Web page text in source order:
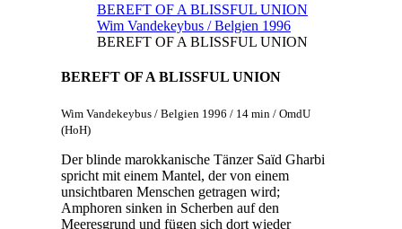
BEREFT OF A BLISSFUL UNION
Wim Vandekeybus / Belgien 1996
BEREFT OF A BLISSFUL UNION
BEREFT OF A BLISSFUL UNION
Wim Vandekeybus / Belgien 1996 / 14 min / OmdU
(HoH)
Der blinde marokkanische Tänzer Saïd Gharbi
spricht mit einem Mantel, der von einem
unsichtbaren Menschen getragen wird;
Amphoren sinken in Scherben auf den
Meeresgrund und fügen sich dort wieder